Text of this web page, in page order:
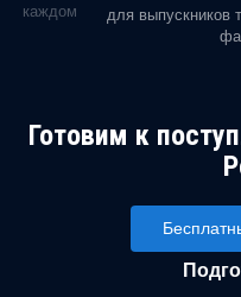
в каждом
для выпускников
Готовим к